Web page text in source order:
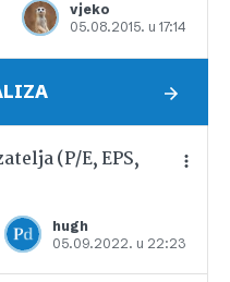
vjeko
05.08.2015. u 17:14
Dodajte u favorite
(P/E, EPS,
hugh
05.09.2022. u 22:23
Dodajte u favorite